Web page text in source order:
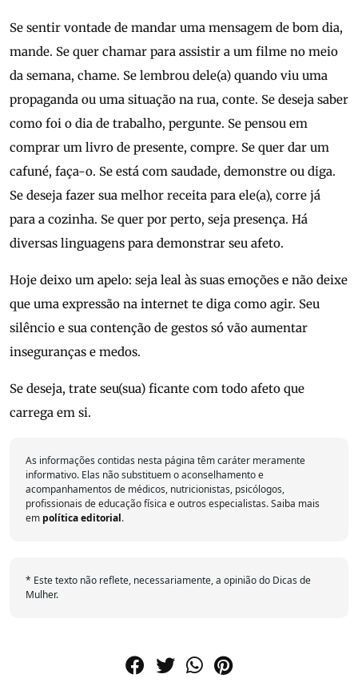
Se sentir vontade de mandar uma mensagem de bom dia,
mande. Se quer chamar para assistir a um filme no meio
da semana, chame. Se lembrou dele(a) quando viu uma
propaganda ou uma situação na rua, conte. Se deseja saber
como foi o dia de trabalho, pergunte. Se pensou em
comprar um livro de presente, compre. Se quer dar um
cafuné, faça-o. Se está com saudade, demonstre ou diga.
Se deseja fazer sua melhor receita para ele(a), corre já
para a cozinha. Se quer por perto, seja presença. Há
diversas linguagens para demonstrar seu afeto.
Hoje deixo um apelo: seja leal às suas emoções e não deixe
que uma expressão na internet te diga como agir. Seu
silêncio e sua contenção de gestos só vão aumentar
inseguranças e medos.
Se deseja, trate seu(sua) ficante com todo afeto que
carrega em si.
As informações contidas nesta página têm caráter meramente
informativo. Elas não substituem o aconselhamento e
acompanhamentos de médicos, nutricionistas, psicólogos,
profissionais de educação física e outros especialistas. Saiba mais
em política editorial.
* Este texto não reflete, necessariamente, a opinião do Dicas de
Mulher.